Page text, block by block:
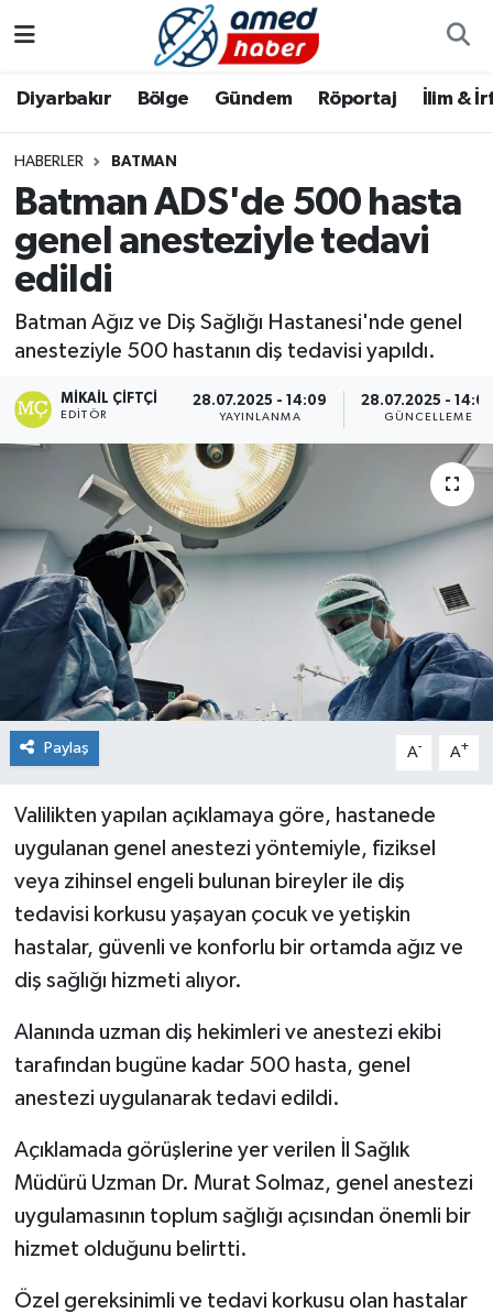
Diyarbakır Bölge Gündem Röportaj İlim &
HABERLER BATMAN
Batman ADS'de 500 hasta
genel anesteziyle tedavi
edildi
Batman Ağız ve Diş Sağlığı Hastanesi'nde genel
anesteziyle 500 hastanın diş tedavisi yapıldı.
MIKAIL ÇIFTÇI
EDITÖR
28.07.2025 - 14:09
YAYINLANMA
28.07.2025 -
GÜNCELLEME
Paylaş A- A+
Valilikten yapılan açıklamaya göre, hastanede
uygulanan genel anestezi yöntemiyle, fiziksel
veya zihinsel engeli bulunan bireyler ile diş
tedavisi korkusu yaşayan çocuk ve yetişkin
hastalar, güvenli ve konforlu bir ortamda ağız ve
diş sağlığı hizmeti alıyor.
Alanında uzman diş hekimleri ve anestezi ekibi
tarafından bugüne kadar 500 hasta, genel
anestezi uygulanarak tedavi edildi.
Açıklamada görüşlerine yer verilen İl Sağlık
Müdürü Uzman Dr. Murat Solmaz, genel anestezi
uygulamasının toplum sağlığı açısından önemli bir
hizmet olduğunu belirtti.
Özel gereksinimli ve tedavi korkusu olan hastalar
Bölge
Röportaj
Foto Galeri
Aile
Asayiş
Bilim & Teknoloji
Dünya
Eğitim
Ekonomi
Genel
Güncel
Gündem
İlim & İrfan
Kültür & Sanat
KURDÎ
Sağlık
Sağlık & Yaşam
Siyaset
Spor
Yaşam
Diyarbakır Hava Durumu
Diyarbakır Namaz Vakitleri
Diyarbakır Trafik Yoğunluk Haritası
Tüm Manşetler
Son Dakika Haberleri
Haber Arşivi